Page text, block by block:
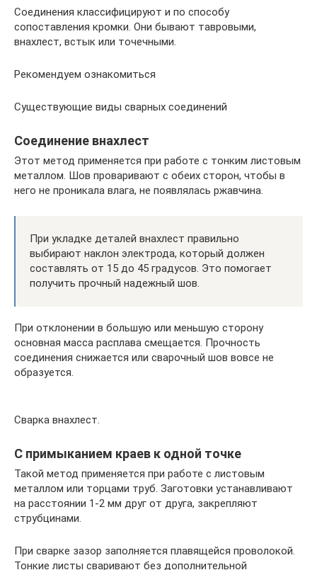
Соединения классифицируют и по способу
сопоставления кромки. Они бывают тавровыми,
внахлест, встык или точечными.
Рекомендуем ознакомиться
Существующие виды сварных соединений
Соединение внахлест
Этот метод применяется при работе с тонким листовым
металлом. Шов проваривают с обеих сторон, чтобы в
него не проникала влага, не появлялась ржавчина.
При укладке деталей внахлест правильно
выбирают наклон электрода, который должен
составлять от 15 до 45 градусов. Это помогает
получить прочный надежный шов.
При отклонении в большую или меньшую сторону
основная масса расплава смещается. Прочность
соединения снижается или сварочный шов вовсе не
образуется.
Сварка внахлест.
С примыканием краев к одной точке
Такой метод применяется при работе с листовым
металлом или торцами труб. Заготовки устанавливают
на расстоянии 1-2 мм друг от друга, закрепляют
струбцинами.
При сварке зазор заполняется плавящейся проволокой.
Тонкие листы сваривают без дополнительной